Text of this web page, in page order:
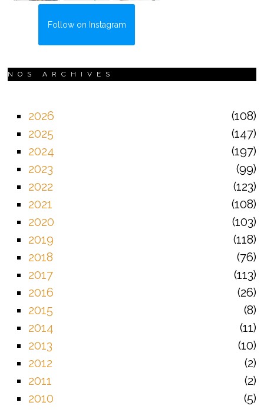
Follow on Instagram
NOS ARCHIVES
2026
108
2025
147
2024
197
2023
99
2022
123
2021
108
2020
103
2019
118
2018
76
2017
113
2016
26
2015
8
2014
11
2013
10
2012
2
2011
2
2010
5